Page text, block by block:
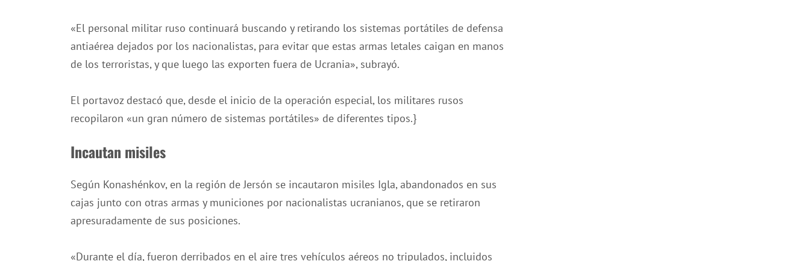
«El personal militar ruso continuará buscando y retirando los sistemas portátiles de defensa
antiaérea dejados por los nacionalistas, para evitar que estas armas letales caigan en manos
de los terroristas, y que luego las exporten fuera de Ucrania», subrayó.
El portavoz destacó que, desde el inicio de la operación especial, los militares rusos
recopilaron «un gran número de sistemas portátiles» de diferentes tipos.}
Incautan misiles
Según Konashénkov, en la región de Jersón se incautaron misiles Igla, abandonados en sus
cajas junto con otras armas y municiones por nacionalistas ucranianos, que se retiraron
apresuradamente de sus posiciones.
«Durante el día, fueron derribados en el aire tres vehículos aéreos no tripulados, incluidos